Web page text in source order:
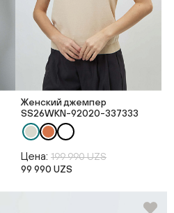
Женский джемпер
SS26WKN-92020-337333
Цена: 199 990 UZS
99 990 UZS